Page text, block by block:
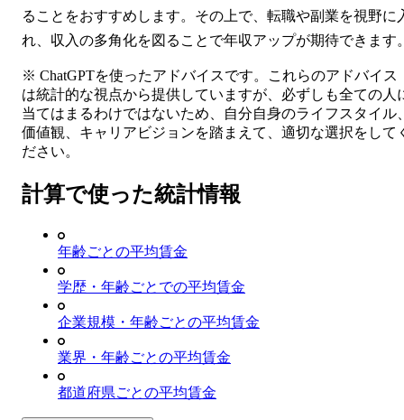
ることをおすすめします。その上で、転職や副業を視野に
れ、収入の多角化を図ることで年収アップが期待できます
※ ChatGPTを使ったアドバイスです。これらのアドバイス
は統計的な視点から提供していますが、必ずしも全ての人
当てはまるわけではないため、自分自身のライフスタイル
価値観、キャリアビジョンを踏まえて、適切な選択をして
ださい。
計算で使った統計情報
年齢ごとの平均賃金
学歴・年齢ごとでの平均賃金
企業規模・年齢ごとの平均賃金
業界・年齢ごとの平均賃金
都道府県ごとの平均賃金